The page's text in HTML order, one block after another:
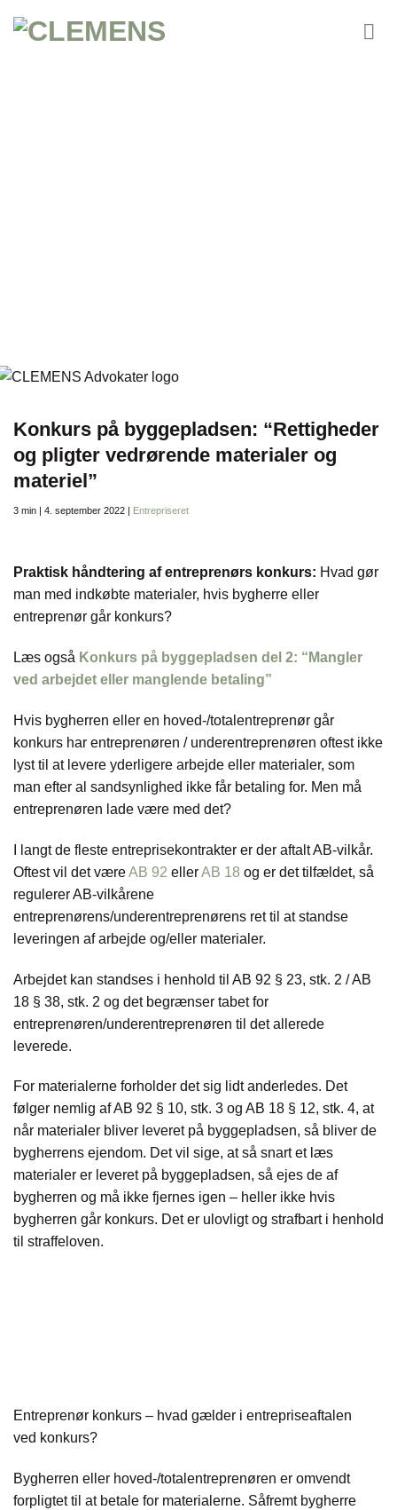
Konkurs på byggepladsen: “Rettigheder
og pligter vedrørende materialer og
materiel”
3 min | 4. september 2022 | Entrepriseret
Praktisk håndtering af entreprenørs konkurs: Hvad gør
man med indkøbte materialer, hvis bygherre eller
entreprenør går konkurs?
Læs også Konkurs på byggepladsen del 2: “Mangler
ved arbejdet eller manglende betaling”
Hvis bygherren eller en hoved-/totalentreprenør går
konkurs har entreprenøren / underentreprenøren oftest ikke
lyst til at levere yderligere arbejde eller materialer, som
man efter al sandsynlighed ikke får betaling for. Men må
entreprenøren lade være med det?
I langt de fleste entreprisekontrakter er der aftalt AB-vilkår.
Oftest vil det væreAB 92 ellerAB 18 og er det tilfældet, så
regulerer AB-vilkårene
entreprenørens/underentreprenørens ret til at standse
leveringen af arbejde og/eller materialer.
Arbejdet kan standses i henhold til AB 92 § 23, stk. 2 / AB
18 § 38, stk. 2 og det begrænser tabet for
entreprenøren/underentreprenøren til det allerede
leverede.
For materialerne forholder det sig lidt anderledes. Det
følger nemlig af AB 92 § 10, stk. 3 og AB 18 § 12, stk. 4, at
når materialer bliver leveret på byggepladsen, så bliver de
bygherrens ejendom. Det vil sige, at så snart et læs
materialer er leveret på byggepladsen, så ejes de af
bygherren og må ikke fjernes igen – heller ikke hvis
bygherren går konkurs. Det er ulovligt og strafbart i henhold
til straffeloven.
Entreprenør konkurs – hvad gælder i entrepriseaftalen
ved konkurs?
Bygherren eller hoved-/totalentreprenøren er omvendt
forpligtet til at betale for materialerne. Såfremt bygherre